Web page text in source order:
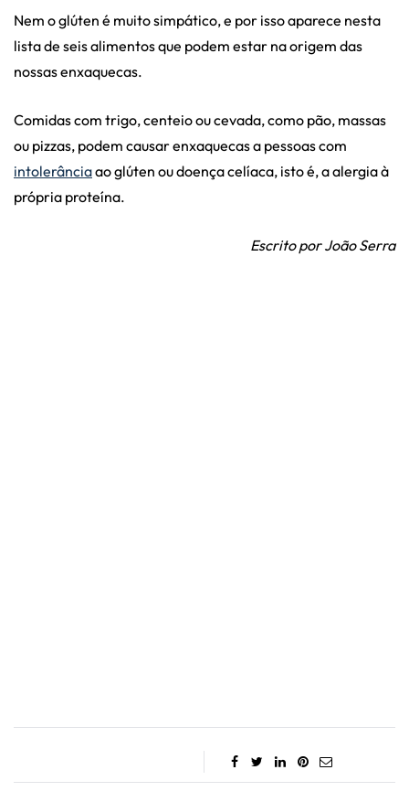
Nem o glúten é muito simpático, e por isso aparece nesta
lista de seis alimentos que podem estar na origem das
nossas enxaquecas.
Comidas com trigo, centeio ou cevada, como pão, massas
ou pizzas, podem causar enxaquecas a pessoas com
intolerânciaao glúten ou doença celíaca, isto é, a alergia à
própria proteína.
Escrito por João Serra